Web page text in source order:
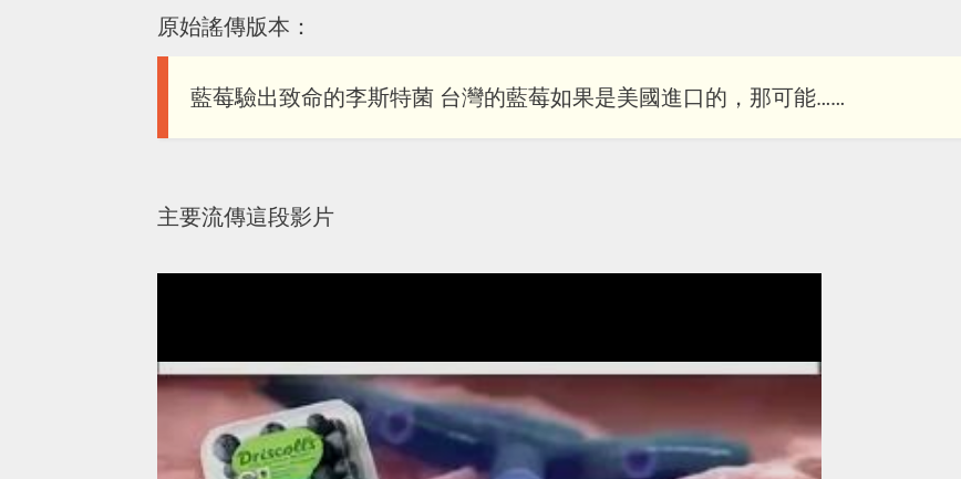
原始謠傳版本：
藍莓驗出致命的李斯特菌 台灣的藍莓如果是美國進口的，那可能……
主要流傳這段影片